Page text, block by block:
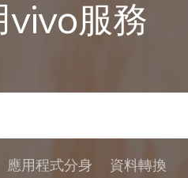
服務
應用程式分身 資料轉換